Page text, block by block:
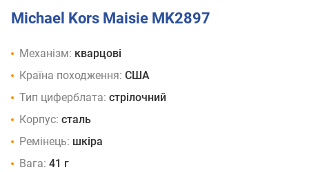
Michael Kors Maisie MK2897
Механізм: кварцові
Країна походження: США
Тип циферблата: стрілочний
Корпус: сталь
Ремінець: шкіра
Вага: 41 г